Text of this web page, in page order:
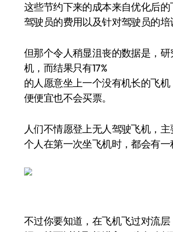
这些节约下来的成本来自优化后
驾驶员的费用以及针对驾驶员的培
但那个令人稍显沮丧的数据是，
机，而结果只有17%
的人愿意坐上一个没有机长的飞
便便宜也不会买票。
人们不情愿登上无人驾驶飞机，
个人在第一次坐飞机时，都会有一
不过你要知道，在飞机飞过对流